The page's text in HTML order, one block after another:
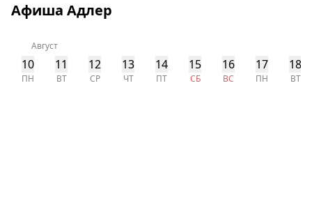
Афиша Адлер
Август
10
ПН
11
ВТ
12
СР
13
ЧТ
14
ПТ
15
СБ
16
ВС
17
ПН
18
ВТ